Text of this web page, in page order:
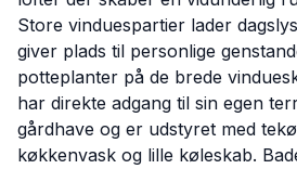
Store vinduespartier lader
giver plads til personlige
potteplanter på de brede
har direkte adgang til sin egen
gårdhave og er udstyret med
køkkenvask og lille køleskab.